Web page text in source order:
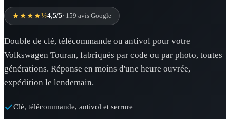
★★★★½4,5/5· 159 avis Google
Double de clé, télécommande ou antivol pour votre
Volkswagen Touran, fabriqués par code ou par photo, toutes
générations. Réponse en moins d'une heure ouvrée,
expédition le lendemain.
Clé, télécommande, antivol et serrure